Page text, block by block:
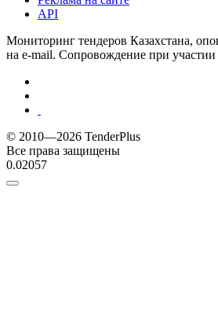
API
Мониторинг тендеров Казахстана,
на e-mail. Сопровождение при участии
© 2010—2026 TenderPlus
Все права защищены
0.02057